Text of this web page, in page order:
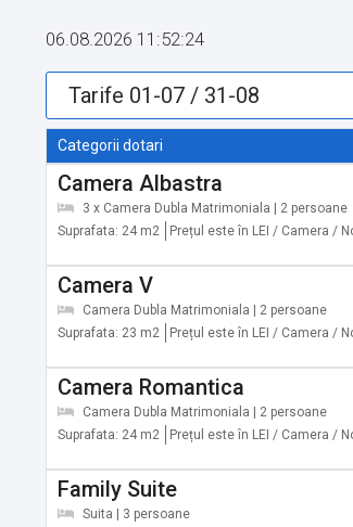
✔️ Muzeul Casa Mureșenilor
✔️ Complexul Sportiv Paradisul Acvatic
✔️ Statuia Ecvestră a lui Ștefan cel Mare
✔️ Muzeul de Artă Contemporană Brașov
Servicii suplimentare
✔️ Echipament de tenis
✔️ Aparat pentru prepararea de ceai/cafea
✔️ Este posibilă parcarea publică gratuit
✔️ Divertisment și servicii pentru familii
✔️ Cărți, DVD-uri, muzică pentru copii
✔️ Fumatul interzis în toate spaţiile
✔️ Pardoseală de lemn sau parchet
✔️ Camere pentru nefumători
Alte servicii oferite contra
06.08.2026 11:52:24
Categorii dotari
Camera Albastra
3 x Camera Dubla Matrimoniala | 2 persoane
Suprafata: 24 m2
Prețul este în LEI / Camera /
Camera V
Camera Dubla Matrimoniala | 2 persoane
Suprafata: 23 m2
Prețul este în LEI / Camera /
Camera Romantica
Camera Dubla Matrimoniala | 2 persoane
Suprafata: 24 m2
Prețul este în LEI / Camera /
Family Suite
Suita | 3 persoane